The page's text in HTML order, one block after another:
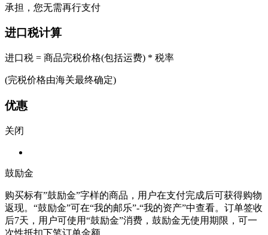
承担，您无需再行支付
进口税计算
进口税 = 商品完税价格(包括运费) * 税率
(完税价格由海关最终确定)
优惠
关闭
鼓励金
购买标有”鼓励金”字样的商品，用户在支付完成后可获得购物
返现。“鼓励金”可在“我的邮乐”-“我的资产”中查看。订单签收
后7天，用户可使用“鼓励金”消费，鼓励金无使用期限，可一
次性抵扣下笔订单金额。